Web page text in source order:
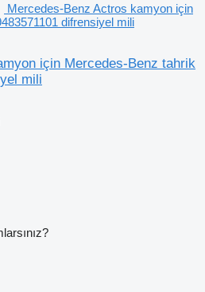
Mercedes-Benz Actros kamyon için
difrensiyel mili
için Mercedes-Benz tahrik
mili